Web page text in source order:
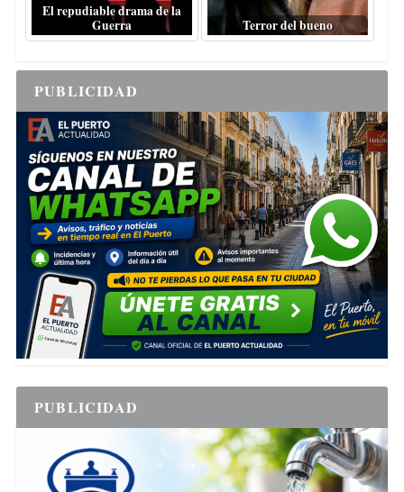
El repudiable drama de la
Guerra
Terror del bueno
PUBLICIDAD
PUBLICIDAD